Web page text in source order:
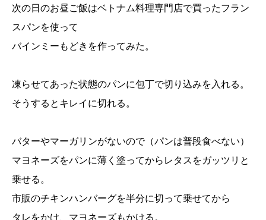
次の日のお昼ご飯はベトナム料理専門店で買ったフラン
スパンを使って
バインミーもどきを作ってみた。
凍らせてあった状態のパンに包丁で切り込みを入れる。
そうするとキレイに切れる。
バターやマーガリンがないので（パンは普段食べない）
マヨネーズをパンに薄く塗ってからレタスをガッツリと
乗せる。
市販のチキンハンバーグを半分に切って乗せてから
タレをかけ、マヨネーズもかける。